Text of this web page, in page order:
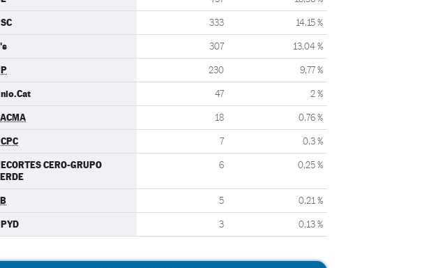
333 14,15 %
307 13,04 %
230 9,77 %
47 2 %
18 0,76 %
7 0,3 %
CERO-GRUPO
6 0,25 %
5 0,21 %
3 0,13 %